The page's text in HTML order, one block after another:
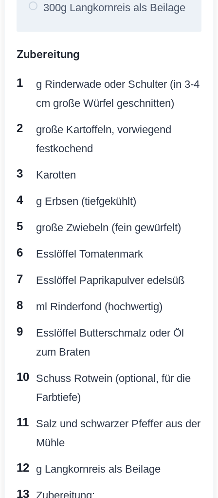
300g Langkornreis als Beilage
Zubereitung
g Rinderwade oder Schulter (in 3-4
cm große Würfel geschnitten)
große Kartoffeln, vorwiegend
festkochend
Karotten
g Erbsen (tiefgekühlt)
große Zwiebeln (fein gewürfelt)
Esslöffel Tomatenmark
Esslöffel Paprikapulver edelsüß
ml Rinderfond (hochwertig)
Esslöffel Butterschmalz oder Öl
zum Braten
Schuss Rotwein (optional, für die
Farbtiefe)
Salz und schwarzer Pfeffer aus der
Mühle
g Langkornreis als Beilage
Zubereitung: